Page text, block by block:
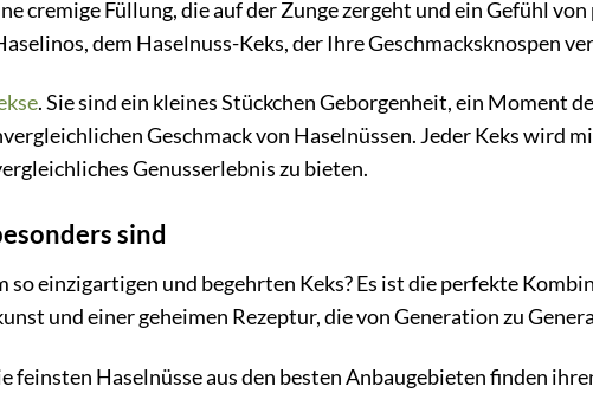
cremige Füllung, die auf der Zunge zergeht und ein Gefühl
dem Haselnuss-Keks, der Ihre Geschmacksknospen
. Sie sind ein kleines Stückchen Geborgenheit, ein Moment
Geschmack von Haselnüssen. Jeder Keks wird
Genusserlebnis zu bieten.
sind
so einzigartigen und begehrten Keks? Es ist die perfekte
und einer geheimen Rezeptur, die von Generation zu
feinsten Haselnüsse aus den besten Anbaugebieten finden